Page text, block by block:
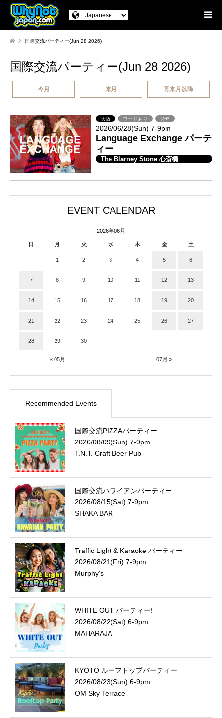
国際交流パーティー(Jun 28 2026)
国際交流パーティー(Jun 28 2026)
今月 来月 再来月以降
大阪 フードあり 分煙
2026/06/28(Sun) 7-9pm
Language Exchange パーテ
ィー
The Blarney Stone 心斎橋
EVENT CALENDAR
2026年06月
日 月 火 水 木 金 土
« 05月 07月 »
1 2 3 4 5 6
7 8 9 10 11 12 13
14 15 16 17 18 19 20
21 22 23 24 25 26 27
28 29 30
Recommended Events
国際交流PIZZAパーティー
2026/08/09(Sun) 7-9pm
T.N.T. Craft Beer Pub
国際交流ハワイアンパーティー
2026/08/15(Sat) 7-9pm
SHAKA BAR
Traffic Light & Karaoke パーティー
2026/08/21(Fri) 7-9pm
Murphy's
WHITE OUT パーティー!
2026/08/22(Sat) 6-9pm
MAHARAJA
KYOTO ルーフトップパーティー
2026/08/23(Sun) 6-9pm
OM Sky Terrace